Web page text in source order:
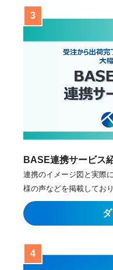
BASE連携サービス
連携のイメージ図と実際
様の声などを掲載しており